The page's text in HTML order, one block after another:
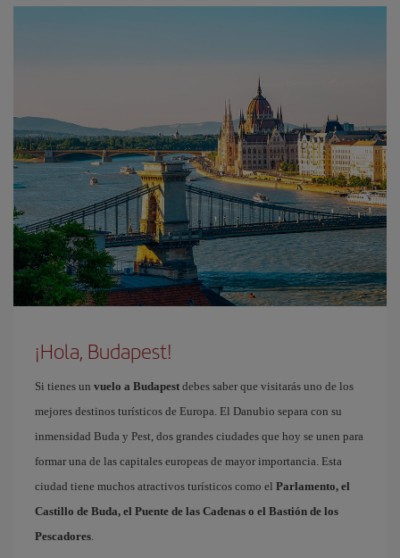
¡Hola, Budapest!
Si tienes un vuelo a Budapest debes saber que visitarás uno de los
mejores destinos turísticos de Europa. El Danubio separa con su
inmensidad Buda y Pest, dos grandes ciudades que hoy se unen para
formar una de las capitales europeas de mayor importancia. Esta
ciudad tiene muchos atractivos turísticos como el Parlamento, el
Castillo de Buda, el Puente de las Cadenas o el Bastión de los
Pescadores